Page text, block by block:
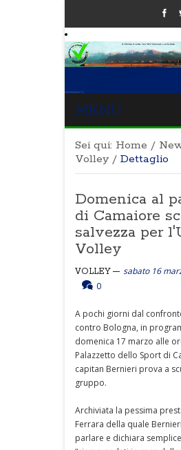
MENU
Sei qui: Home /
Volley / Dettaglio
Domenica al
di Camaiore
salvezza per
Volley
VOLLEY
sabato 16
0
A pochi giorni dal
contro Bologna, in
domenica 17 marzo alle
Palazzetto dello Sport di
capitan Bernieri prova a
gruppo.
Archiviata la pessima
Ferrara della quale
parlare e dichiara